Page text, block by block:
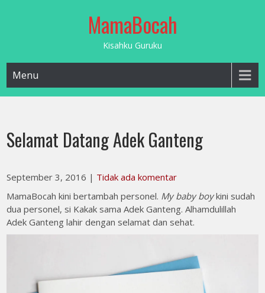
MamaBocah
Kisahku Guruku
Menu
Selamat Datang Adek Ganteng
September 3, 2016 | Tidak ada komentar
MamaBocah kini bertambah personel. My baby boykini sudah
dua personel, si Kakak sama Adek Ganteng. Alhamdulillah
Adek Ganteng lahir dengan selamat dan sehat.